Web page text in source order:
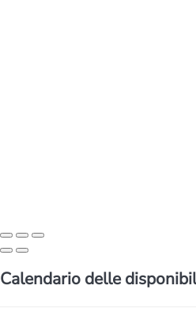
Calendario delle